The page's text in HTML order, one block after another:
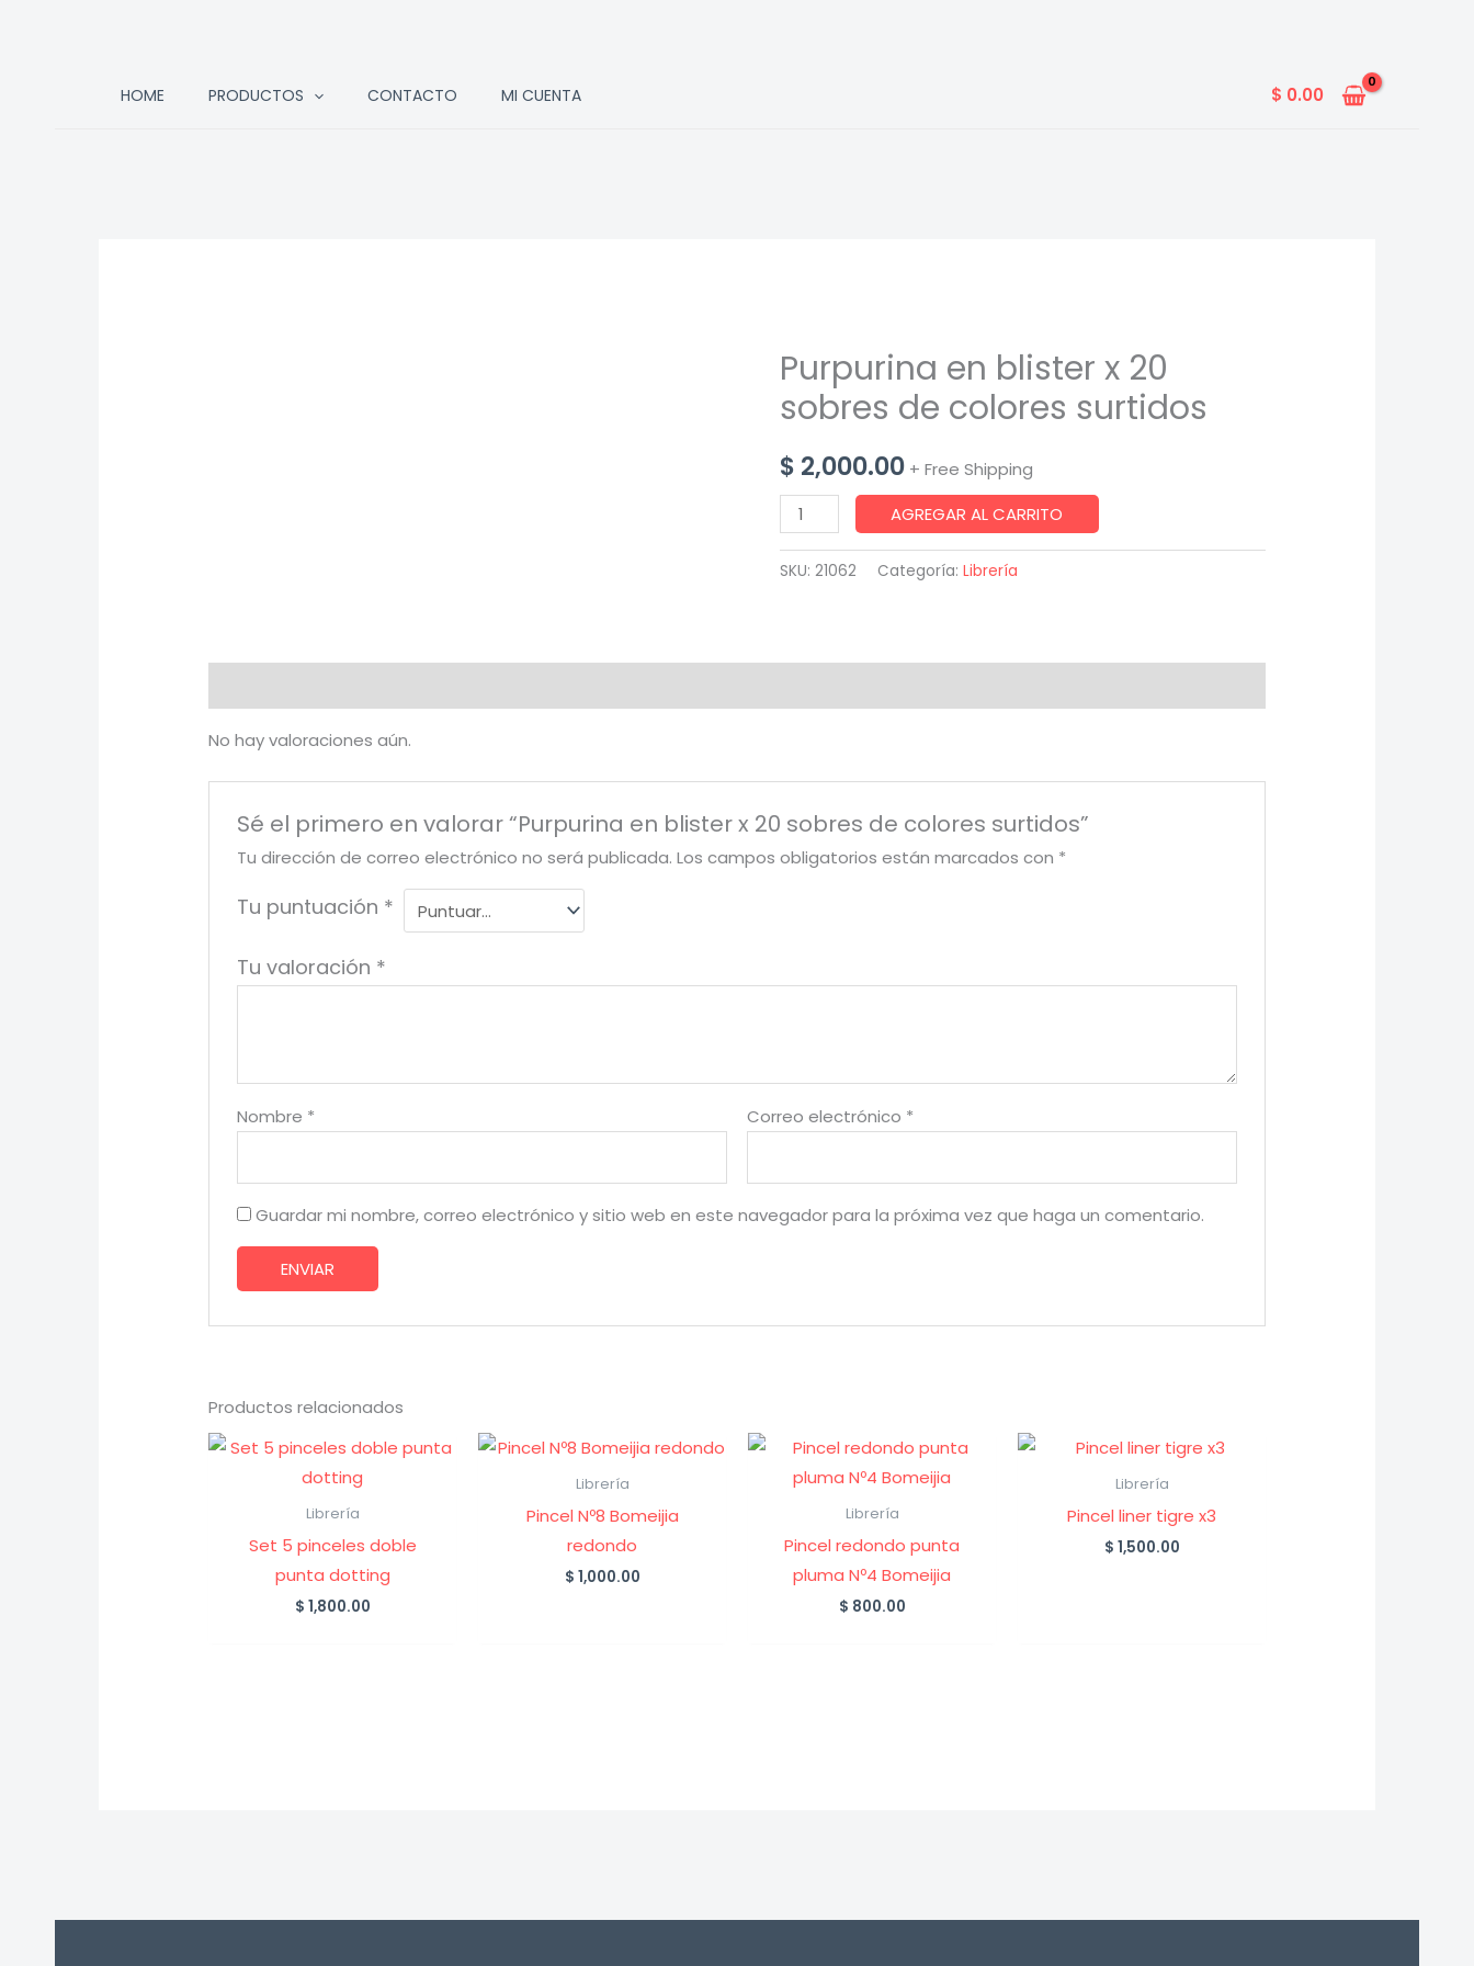
HOME PRODUCTOS CONTACTO MI CUENTA $ 0.00
Purpurina en blister x 20
sobres de colores surtidos
$ 2,000.00 + Free Shipping
Purpurina
en
blister
colores
AGREGAR AL CARRITO
SKU: 21062 Categoría: Librería
No hay valoraciones aún.
Sé el primero en valorar “Purpurina en blister x 20 sobres de colores surtidos”
Tu dirección de correo electrónico no será publicada. Los campos obligatorios están marcados con *
Tu puntuación *
Tu valoración *
Nombre * Correo electrónico *
Guardar mi nombre, correo electrónico y sitio web en este navegador para la próxima vez que haga un comentario.
Productos relacionados
Librería
Set 5 pinceles doble
punta dotting
$ 1,800.00
Librería
Pincel Nº8 Bomeijia
redondo
$ 1,000.00
Librería
Pincel redondo punta
pluma Nº4 Bomeijia
$ 800.00
Librería
Pincel liner tigre x3
$ 1,500.00